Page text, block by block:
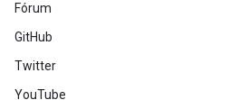
Fórum
GitHub
Twitter
YouTube